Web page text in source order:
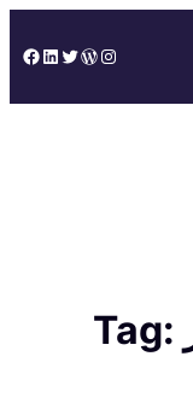
to
Facebook
LinkedIn
Twitter
WordPress
Instagram
Tag: